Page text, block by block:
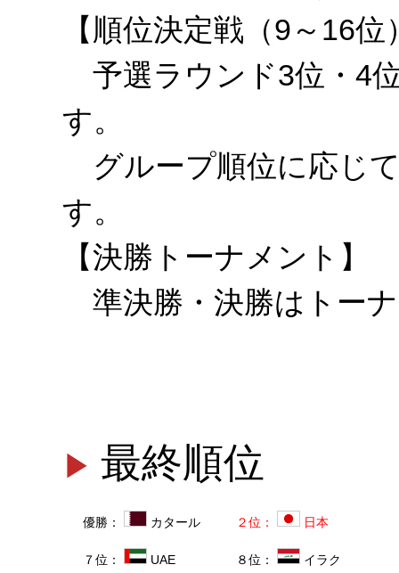
【順位決定戦（9～16位
予選ラウンド3位・4
す。
グループ順位に応じ
す。
【決勝トーナメント】
準決勝・決勝はトー
最終順位
優勝： カタール ２位： 日本
７位： UAE ８位： イラク